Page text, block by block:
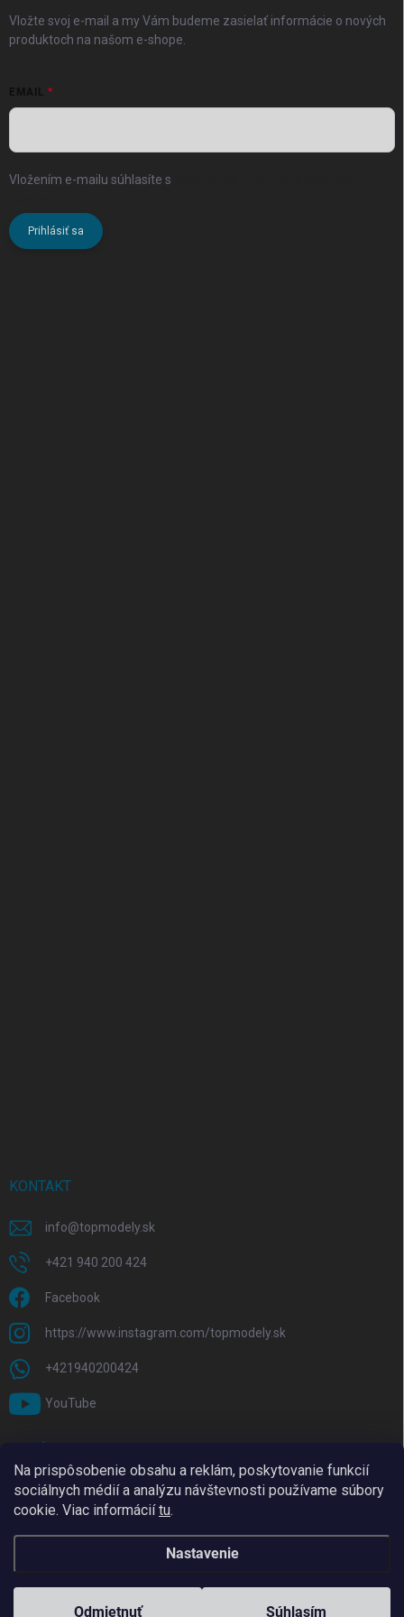
Na prispôsobenie obsahu a reklám, poskytovanie funkcií
sociálnych médií a analýzu návštevnosti používame súbory
cookie. Viac informáciítu.
Nastavenie
Odmietnuť Súhlasím
Vložte svoj e-mail a my Vám budeme zasielať informácie o nových
produktoch na našom e-shope.
Vložením e-mailu súhlasíte s
Prihlásiť sa
KONTAKT
info@topmodely.sk
+421 940 200 424
Facebook
https://www.instagram.com/topmodely.sk
+421940200424
YouTube
Copyright 2026TopModely. Všetky práva vyhradené.Upraviť nastavenie